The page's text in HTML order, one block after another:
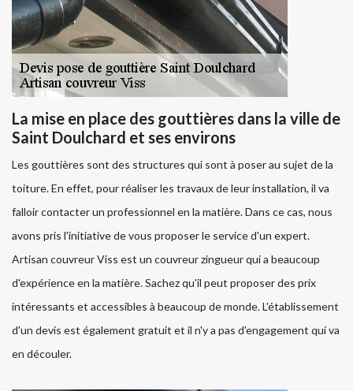
La mise en place des gouttières dans la ville de
Saint Doulchard et ses environs
Les gouttières sont des structures qui sont à poser au sujet de la
toiture. En effet, pour réaliser les travaux de leur installation, il va
falloir contacter un professionnel en la matière. Dans ce cas, nous
avons pris l'initiative de vous proposer le service d'un expert.
Artisan couvreur Viss est un couvreur zingueur qui a beaucoup
d'expérience en la matière. Sachez qu'il peut proposer des prix
intéressants et accessibles à beaucoup de monde. L'établissement
d'un devis est également gratuit et il n'y a pas d'engagement qui va
en découler.